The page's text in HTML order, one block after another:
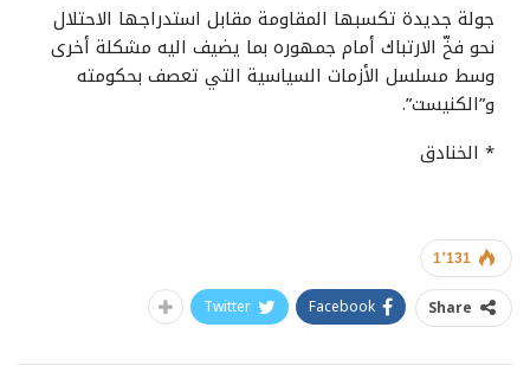
جولة جديدة تكسبها المقاومة مقابل استدراجها الاحتلال
نحو فخّ الارتباك أمام جمهوره بما يضيف اليه مشكلة أخرى
وسط مسلسل الأزمات السياسية التي تعصف بحكومته
و”الكنيست”.
* الخنادق
1٬131
Share
Facebook
Twitter